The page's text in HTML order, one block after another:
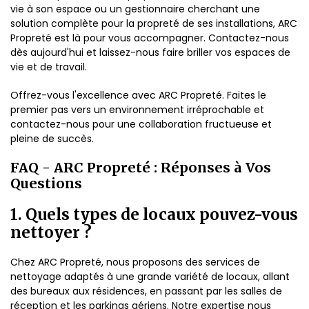
vie à son espace ou un gestionnaire cherchant une
solution complète pour la propreté de ses installations, ARC
Propreté est là pour vous accompagner. Contactez-nous
dès aujourd'hui et laissez-nous faire briller vos espaces de
vie et de travail.
Offrez-vous l'excellence avec ARC Propreté. Faites le
premier pas vers un environnement irréprochable et
contactez-nous pour une collaboration fructueuse et
pleine de succès.
FAQ - ARC Propreté : Réponses à Vos
Questions
1. Quels types de locaux pouvez-vous
nettoyer ?
Chez ARC Propreté, nous proposons des services de
nettoyage adaptés à une grande variété de locaux, allant
des bureaux aux résidences, en passant par les salles de
réception et les parkings aériens. Notre expertise nous